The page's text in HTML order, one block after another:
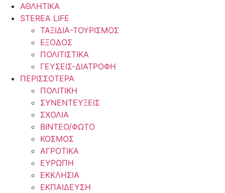
ΑΘΛΗΤΙΚΑ
STEREA LIFE
ΤΑΞΙΔΙΑ-ΤΟΥΡΙΣΜΟΣ
ΕΞΟΔΟΣ
ΠΟΛΙΤΙΣΤΙΚΑ
ΓΕΥΣΕΙΣ-ΔΙΑΤΡΟΦΗ
ΠΕΡΙΣΣΟΤΕΡΑ
ΠΟΛΙΤΙΚΗ
ΣΥΝΕΝΤΕΥΞΕΙΣ
ΣΧΟΛΙΑ
ΒΙΝΤΕΟ/ΦΩΤΟ
ΚΟΣΜΟΣ
ΑΓΡΟΤΙΚΑ
ΕΥΡΩΠΗ
ΕΚΚΛΗΣΙΑ
ΕΚΠΑΙΔΕΥΣΗ